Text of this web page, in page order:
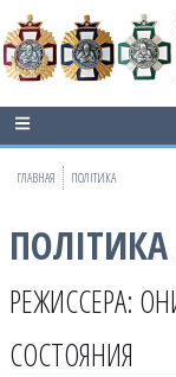
ГЛАВНАЯ ПОЛІТИКА
ПОЛІТИКА
РЕЖИССЕРА:
СОСТОЯНИЯ